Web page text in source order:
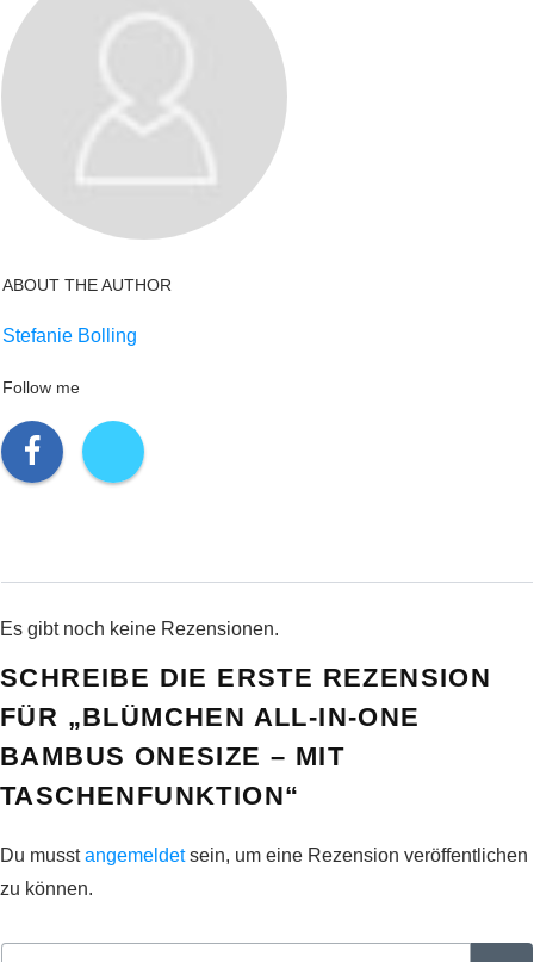
ABOUT THE AUTHOR
Stefanie Bolling
Follow me
Es gibt noch keine Rezensionen.
SCHREIBE DIE ERSTE REZENSION
FÜR „BLÜMCHEN ALL-IN-ONE
BAMBUS ONESIZE – MIT
TASCHENFUNKTION“
Du musstangemeldetsein, um eine Rezension veröffentlichen
zu können.